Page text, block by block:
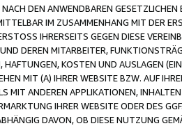
DEN ANWENDBAREN
IM ZUSAMMENHANG MIT DER
IHRERSEITS GEGEN DIESE
DEREN MITARBEITER,
KOSTEN UND AUSLAGEN
MIT (A) IHRER WEBSITE BZW. AUF
MIT ANDEREN APPLIKATIONEN,
IHRER WEBSITE ODER DES
DAVON, OB DIESE NUTZUNG